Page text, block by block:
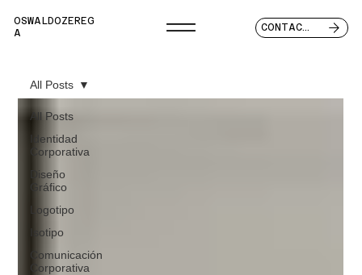
OSWALDOZEREG
A
CONTACTO
All Posts
Identidad
Corporativa
Diseño
Gráfico
Logotipo
Isotipo
Comunicación
Corporativa
All Posts